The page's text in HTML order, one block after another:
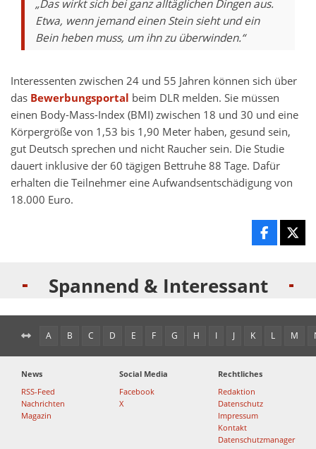
„Das wirkt sich bei ganz alltäglichen Dingen aus.
Etwa, wenn jemand einen Stein sieht und ein
Bein heben muss, um ihn zu überwinden.“
Interessenten zwischen 24 und 55 Jahren können sich über
das Bewerbungsportal beim DLR melden. Sie müssen
einen Body-Mass-Index (BMI) zwischen 18 und 30 und eine
Körpergröße von 1,53 bis 1,90 Meter haben, gesund sein,
gut Deutsch sprechen und nicht Raucher sein. Die Studie
dauert inklusive der 60 tägigen Bettruhe 88 Tage. Dafür
erhalten die Teilnehmer eine Aufwandsentschädigung von
18.000 Euro.
Spannend & Interessant
A B C D E F G H I J K L M
News
RSS-Feed
Nachrichten
Magazin
Social Media
Facebook
X
Rechtliches
Redaktion
Datenschutz
Impressum
Kontakt
Datenschutzmanager